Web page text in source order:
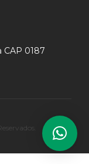
CAP 0187